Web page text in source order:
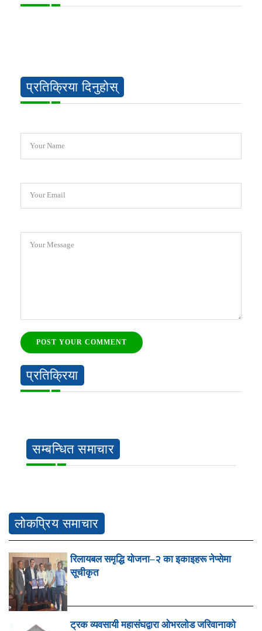
प्रतिक्रिया दिनुहोस्
Your Name
Your Email
Your Message
POST YOUR COMMENT
प्रतिक्रिया
सम्बन्धित समाचार
लोकप्रिय समाचार
रिलायबल समृद्धि योजना–२ का इकाइहरू नेप्सेमा
सूचीकृत
ट्रक व्यवसायी महासंघद्वारा ओभरलोड जरिवानाको